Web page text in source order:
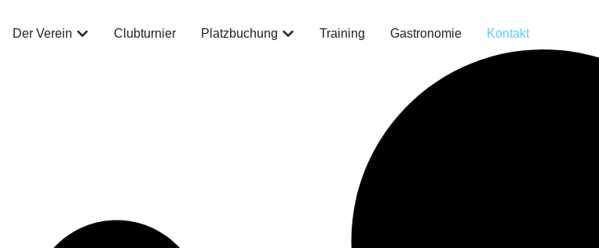
Der Verein Clubturnier Platzbuchung Training Gastronomie Kontakt